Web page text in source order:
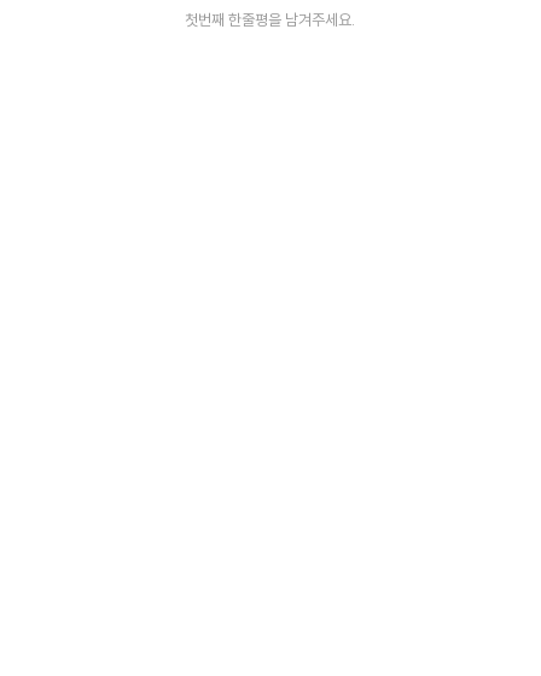
첫번째 한줄평을 남겨주세요.